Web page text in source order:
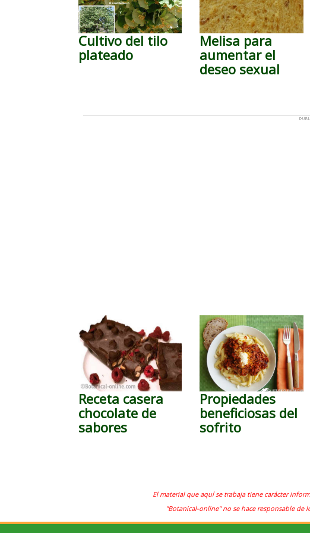
Cultivo del tilo
plateado
Melisa para
aumentar el
deseo sexual
Receta casera
chocolate de
sabores
Propiedades
beneficiosas del
sofrito
El material que aquí se trabaja tiene carácter
"Botanical-online" no se hace responsable